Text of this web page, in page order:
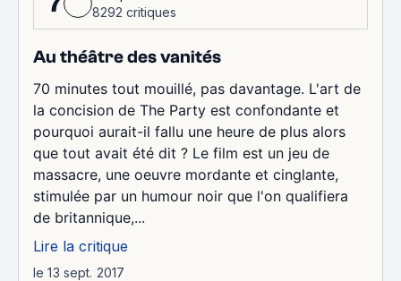
8292 critiques
Au théâtre des vanités
70 minutes tout mouillé, pas davantage. L'art de
la concision de The Party est confondante et
pourquoi aurait-il fallu une heure de plus alors
que tout avait été dit ? Le film est un jeu de
massacre, une oeuvre mordante et cinglante,
stimulée par un humour noir que l'on qualifiera
de britannique,...
Lire la critique
le 13 sept. 2017